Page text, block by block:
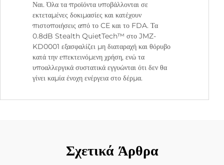
Ναι. Όλα τα προϊόντα υποβάλλονται σε
εκτεταμένες δοκιμασίες και κατέχουν
πιστοποιήσεις από το CE και το FDA. Τα
0.8dB Stealth QuietTech™ στο JMZ-
KD0001 εξασφαλίζει μη διαταραχή και θόρυβο
κατά την επεκτεινόμενη χρήση, ενώ τα
υποαλλεργικά συστατικά εγγυώνται ότι δεν θα
γίνει καμία ένοχη ενέργεια στο δέρμα.
Σχετικά Άρθρα